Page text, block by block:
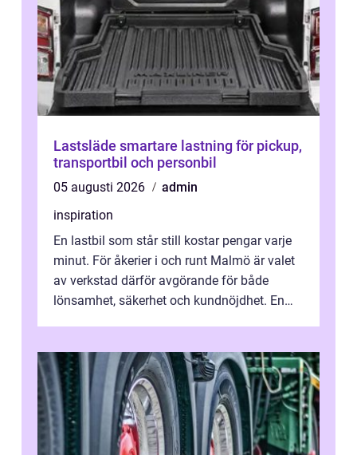
Lastsläde smartare lastning för pickup,
transportbil och personbil
05 augusti 2026
admin
inspiration
En lastbil som står still kostar pengar varje
minut. För åkerier i och runt Malmö är valet
av verkstad därför avgörande för både
lönsamhet, säkerhet och kundnöjdhet. En